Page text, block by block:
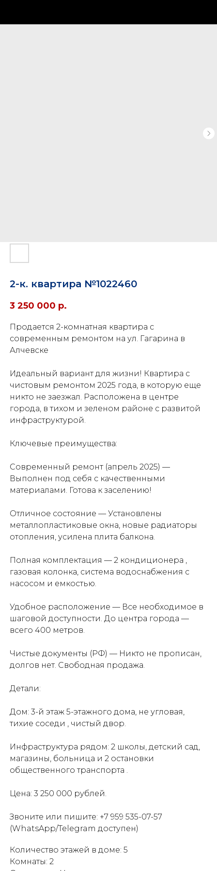
2-к. квартира №1022460
3 250 000 р.
Продается 2-комнатная квартира с
современным ремонтом на ул. Гагарина в
Алчевске
Идеальный вариант для жизни! Квартира с
чистовым ремонтом 2025 года, в которую еще
никто не заезжал. Расположена в центре
города, в тихом и зеленом районе с развитой
инфраструктурой.
Ключевые преимущества:
Современный ремонт (апрель 2025) —
Выполнен под себя с качественными
материалами. Готова к заселению!
Отличное состояние — Установлены
металлопластиковые окна, новые радиаторы
отопления, усилена плита балкона.
Полная комплектация — 2 кондиционера ,
газовая колонка, система водоснабжения с
насосом и емкостью.
Удобное расположение — Все необходимое в
шаговой доступности. До центра города —
всего 400 метров.
Чистые документы (РФ) — Никто не прописан,
долгов нет. Свободная продажа.
Детали:
Дом: 3-й этаж 5-этажного дома, не угловая,
тихие соседи , чистый двор.
Инфраструктура рядом: 2 школы, детский сад,
магазины, больница и 2 остановки
общественного транспорта .
Цена: 3 250 000 рублей.
Звоните или пишите: +7 959 535-07-57
(WhatsApp/Telegram доступен)
Количество этажей в доме: 5
Комнаты: 2